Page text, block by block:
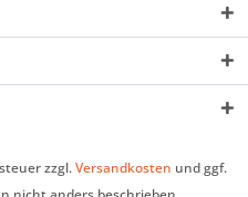
zzgl.Versandkosten und ggf.